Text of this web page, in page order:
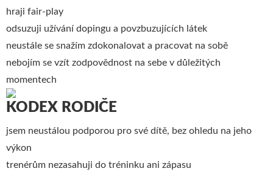
hraji fair-play
odsuzuji užívání dopingu a povzbuzujících látek
neustále se snažím zdokonalovat a pracovat na sobě
nebojím se vzít zodpovědnost na sebe v důležitých
momentech
KODEX RODIČE
jsem neustálou podporou pro své dítě, bez ohledu na jeho
výkon
trenérům nezasahuji do tréninku ani zápasu